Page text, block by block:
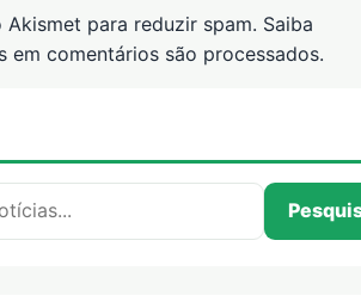
para reduzir spam. Saiba
em comentários são processados.